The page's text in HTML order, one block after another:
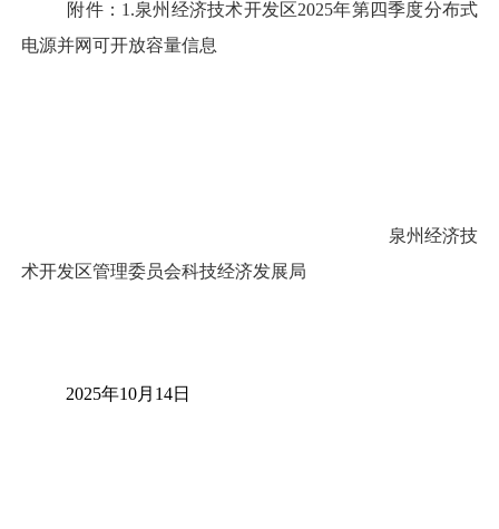
附件： 1.泉州经济技术开发区2025年第四季度分布式
电源并网可开放容量信息
泉州经济技
术开发区管理委员会科技经济发展局
2025年10月14日